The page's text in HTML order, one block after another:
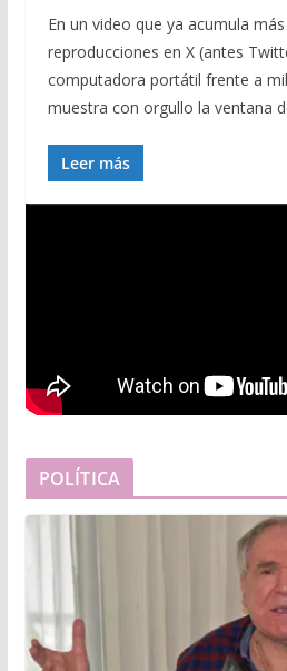
En un video que ya acumula
reproducciones en X (antes
computadora portátil frente a
muestra con orgullo la ventana
Leer más
POLÍTICA